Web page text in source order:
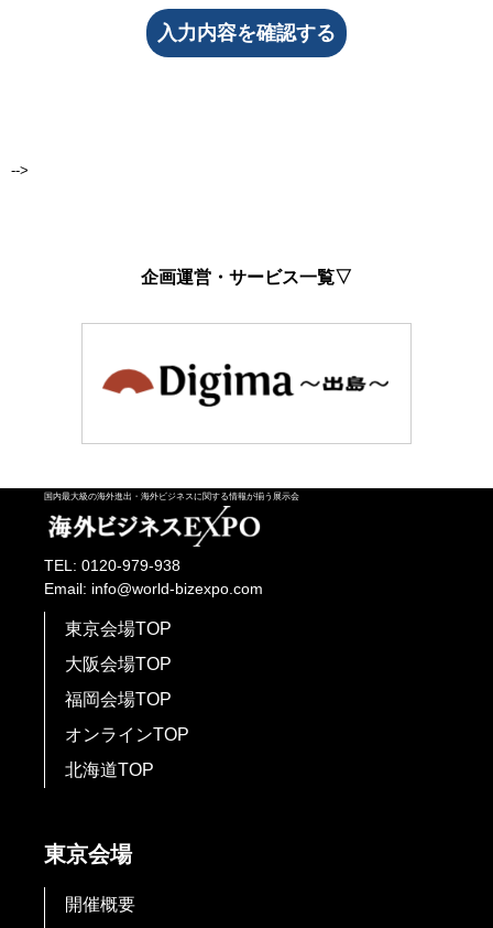
-->
企画運営・サービス一覧▽
国内最大級の海外進出・海外ビジネスに関する情報が揃う展示会
TEL: 0120-979-938
Email: info@world-bizexpo.com
東京会場TOP
大阪会場TOP
福岡会場TOP
オンラインTOP
北海道TOP
東京会場
開催概要